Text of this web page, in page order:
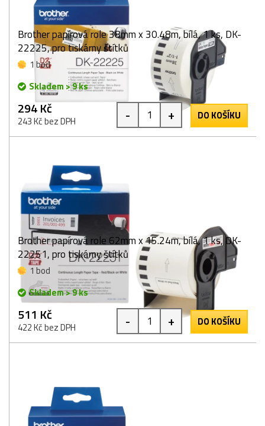
Brother papírová role 38mm x 30.48m, bílá, 1 ks, DK-
22225, pro tiskárny štítků
1 bod
Skladem > 9 ks
294 Kč
243 Kč bez DPH - + DO KOŠÍKU
Brother papírová role 62mm x 15.24m, bílá, 1 ks, DK-
22251, pro tiskárny štítků
1 bod
Skladem > 9 ks
511 Kč
422 Kč bez DPH - + DO KOŠÍKU